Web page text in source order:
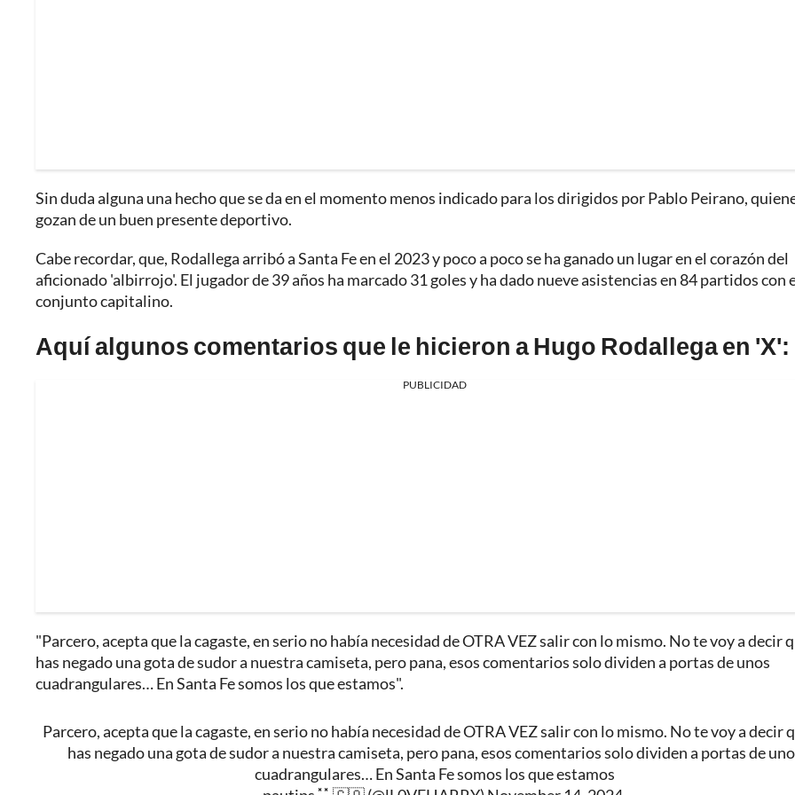
Sin duda alguna una hecho que se da en el momento menos indicado para los dirigidos por Pablo Peirano,
gozan de un buen presente deportivo.
Cabe recordar, que, Rodallega arribó a Santa Fe en el 2023 y poco a poco se ha ganado un lugar en el corazón del
aficionado 'albirrojo'. El jugador de 39 años ha marcado 31 goles y ha dado nueve asistencias en 84 partidos con
conjunto capitalino.
Aquí algunos comentarios que le hicieron a Hugo Rodallega en 'X':
PUBLICIDAD
"Parcero, acepta que la cagaste, en serio no había necesidad de OTRA VEZ salir con lo mismo. No te voy a decir
has negado una gota de sudor a nuestra camiseta, pero pana, esos comentarios solo dividen a portas de unos
cuadrangulares… En Santa Fe somos los que estamos".
Parcero, acepta que la cagaste, en serio no había necesidad de OTRA VEZ salir con lo mismo. No te voy a decir
has negado una gota de sudor a nuestra camiseta, pero pana, esos comentarios solo dividen a portas de
cuadrangulares… En Santa Fe somos los que estamos